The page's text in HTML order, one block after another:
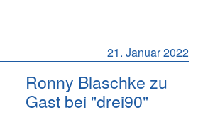
21. Januar 2022
Ronny Blaschke zu
Gast bei "drei90"